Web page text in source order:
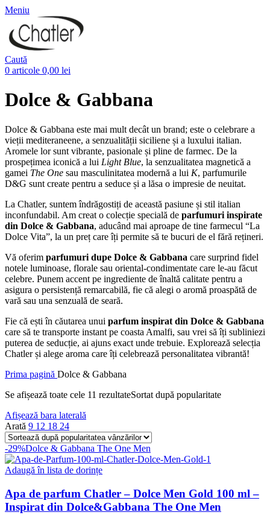
Meniu
Caută
0 articole 0,00 lei
Dolce & Gabbana
Dolce & Gabbana este mai mult decât un brand; este o celebrare a
vieții mediteraneene, a senzualității siciliene și a luxului italian.
Aromele lor sunt vibrante, pasionale și pline de farmec. De la
prospețimea iconică a lui Light Blue, la senzualitatea magnetică a
gamei The One sau masculinitatea modernă a lui K, parfumurile
D&G sunt create pentru a seduce și a lăsa o impresie de neuitat.
La Chatler, suntem îndrăgostiți de această pasiune și stil italian
inconfundabil. Am creat o colecție specială de parfumuri inspirate
din Dolce & Gabbana, aducând mai aproape de tine farmecul “La
Dolce Vita”, la un preț care îți permite să te bucuri de el fără rețineri.
Vă oferim parfumuri dupe Dolce & Gabbana care surprind fidel
notele luminoase, florale sau oriental-condimentate care le-au făcut
celebre. Punem accent pe ingrediente de înaltă calitate pentru a
asigura o persistență remarcabilă, fie că alegi o aromă proaspătă de
vară sau una senzuală de seară.
Fie că ești în căutarea unui parfum inspirat din Dolce & Gabbana
care să te transporte instant pe coasta Amalfi, sau vrei să îți subliniezi
puterea de seducție, ai ajuns exact unde trebuie. Explorează selecția
Chatler și alege aroma care îți celebrează personalitatea vibrantă!
Prima pagină Dolce & Gabbana
Se afișează toate cele 11 rezultateSortat după popularitate
Afișează bara laterală
Arată 9 12 18 24
-29%Dolce & Gabbana The One Men
Adaugă în lista de dorințe
Apa de parfum Chatler – Dolce Men Gold 100 ml –
Inspirat din Dolce&Gabbana The One Men